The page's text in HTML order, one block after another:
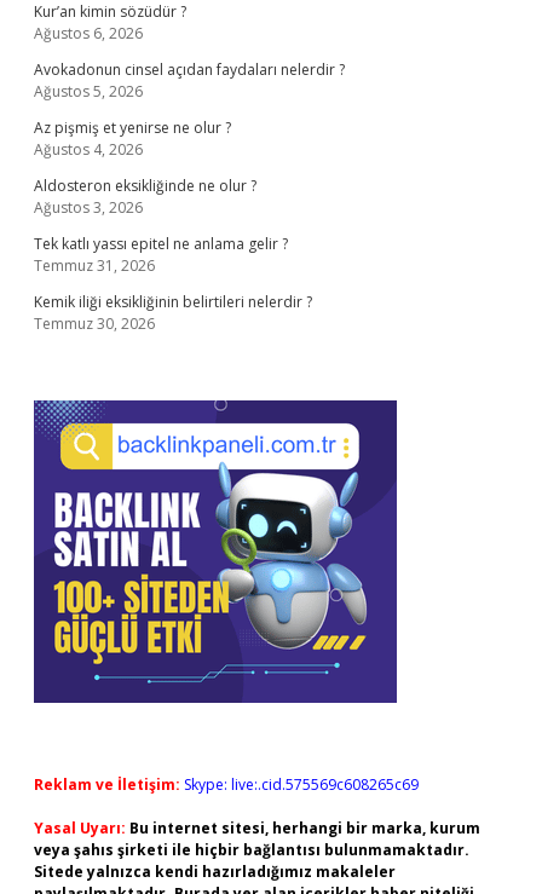
Kur’an kimin sözüdür ?
Ağustos 6, 2026
Avokadonun cinsel açıdan faydaları nelerdir ?
Ağustos 5, 2026
Az pişmiş et yenirse ne olur ?
Ağustos 4, 2026
Aldosteron eksikliğinde ne olur ?
Ağustos 3, 2026
Tek katlı yassı epitel ne anlama gelir ?
Temmuz 31, 2026
Kemik iliği eksikliğinin belirtileri nelerdir ?
Temmuz 30, 2026
Reklam ve İletişim: Skype: live:.cid.575569c608265c69
Yasal Uyarı: Bu internet sitesi, herhangi bir marka, kurum
veya şahıs şirketi ile hiçbir bağlantısı bulunmamaktadır.
Sitede yalnızca kendi hazırladığımız makaleler